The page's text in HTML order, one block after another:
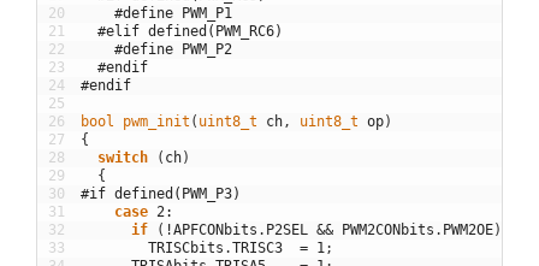
20
21
22
23
24
25
26
27
28
29
30
31
32
33
#define PWM_P1
#elif defined(PWM_RC6)
#define PWM_P2
#endif
#endif
bool pwm_init ( uint8_t ch , uint8_t op)
{
switch
( ch)
{
#if defined(PWM_P3)
case 2 :
if
( !APFCONbits . P2SEL && PWM2CONbits . PWM2OE)
TRISCbits .TRISC3 = 1 ;